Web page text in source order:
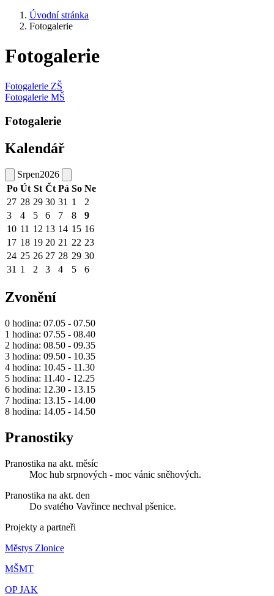
Úvodní stránka
Fotogalerie
Fotogalerie
Fotogalerie ZŠ
Fotogalerie MŠ
Fotogalerie
Kalendář
Srpen2026
Po Út St Čt Pá So Ne
27 28 29 30 31 1
2
3
4 5 6 7 8
9
10 11 12 13 14 15 16
17 18 19 20 21 22 23
24 25 26 27 28 29 30
31 1 2 3 4 5 6
Zvonění
0 hodina: 07.05 - 07.50
1 hodina: 07.55 - 08.40
2 hodina: 08.50 - 09.35
3 hodina: 09.50 - 10.35
4 hodina: 10.45 - 11.30
5 hodina: 11.40 - 12.25
6 hodina: 12.30 - 13.15
7 hodina: 13.15 - 14.00
8 hodina: 14.05 - 14.50
Pranostiky
Pranostika na akt. měsíc
Moc hub srpnových - moc vánic sněhových.
Pranostika na akt. den
Do svatého Vavřince nechval pšenice.
Projekty a partneři
Městys Zlonice
MŠMT
OP JAK